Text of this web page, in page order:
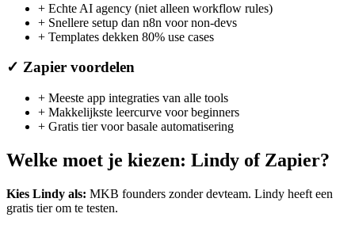
+ Echte AI agency (niet alleen workflow rules)
+ Snellere setup dan n8n voor non-devs
+ Templates dekken 80% use cases
✓ Zapier voordelen
+ Meeste app integraties van alle tools
+ Makkelijkste leercurve voor beginners
+ Gratis tier voor basale automatisering
Welke moet je kiezen: Lindy of Zapier?
Kies Lindy als: MKB founders zonder devteam. Lindy heeft een
gratis tier om te testen.